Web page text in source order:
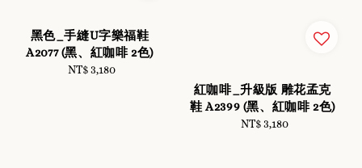
黑色_手縫U字樂福鞋
A2077 (黑、紅咖啡 2色)
Regular
NT$ 3,180
紅咖啡_升級版 雕花孟克
鞋 A2399 (黑、紅咖啡 2色)
Regular
NT$ 3,180